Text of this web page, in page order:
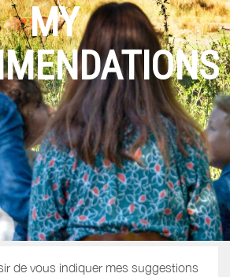
MY
de vous indiquer mes suggestions